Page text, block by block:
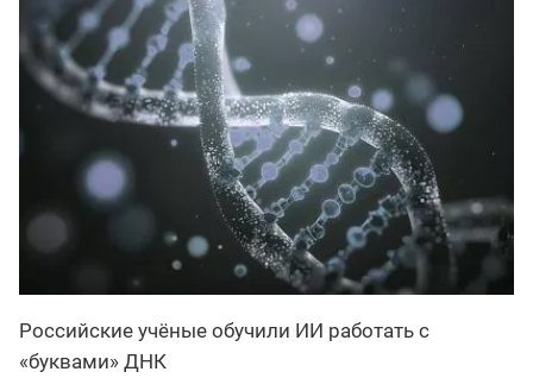
Российские учёные обучили ИИ работать с
«буквами» ДНК